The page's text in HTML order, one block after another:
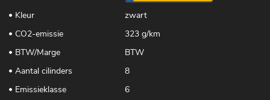
Kleur
zwart
CO2-emissie
323 g/km
BTW/Marge
BTW
Aantal cilinders
8
Emissieklasse
6